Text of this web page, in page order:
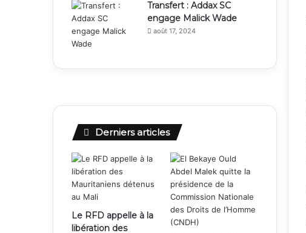
Transfert : Addax SC
engage Malick Wade
août 17, 2024
Derniers articles
Le RFD appelle à la
libération des